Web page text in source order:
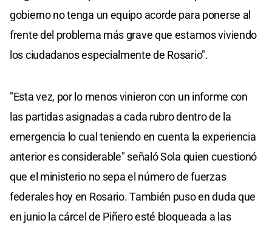
gobierno no tenga un equipo acorde para ponerse al
frente del problema más grave que estamos viviendo
los ciudadanos especialmente de Rosario".
"Esta vez, por lo menos vinieron con un informe con
las partidas asignadas a cada rubro dentro de la
emergencia lo cual teniendo en cuenta la experiencia
anterior es considerable" señaló Sola quien cuestionó
que el ministerio no sepa el número de fuerzas
federales hoy en Rosario. También puso en duda que
en junio la cárcel de Piñero esté bloqueada a las